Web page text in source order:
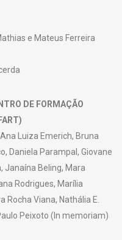
e Mateus Ferreira
DE FORMAÇÃO
Luiza Emerich, Bruna
Daniela Parampal, Giovane
Janaína Beling, Mara
Rodrigues, Marília
Rocha Viana, Nathália E.
Peixoto (In memoriam)